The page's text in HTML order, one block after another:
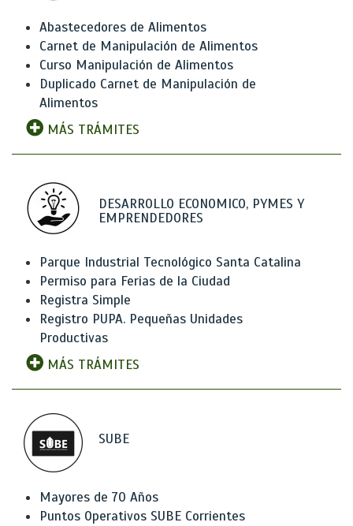
Abastecedores de Alimentos
Carnet de Manipulación de Alimentos
Curso Manipulación de Alimentos
Duplicado Carnet de Manipulación de
Alimentos
MÁS TRÁMITES
DESARROLLO ECONOMICO, PYMES Y
EMPRENDEDORES
Parque Industrial Tecnológico Santa Catalina
Permiso para Ferias de la Ciudad
Registra Simple
Registro PUPA. Pequeñas Unidades
Productivas
MÁS TRÁMITES
SUBE
Mayores de 70 Años
Puntos Operativos SUBE Corrientes